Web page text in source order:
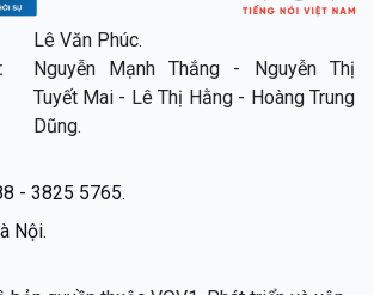
Lê Văn Phúc.
Nguyễn Mạnh Thắng - Nguyễn Thị
Tuyết Mai - Lê Thị Hằng - Hoàng Trung
Dũng.
- 3825 5765.
Nội.